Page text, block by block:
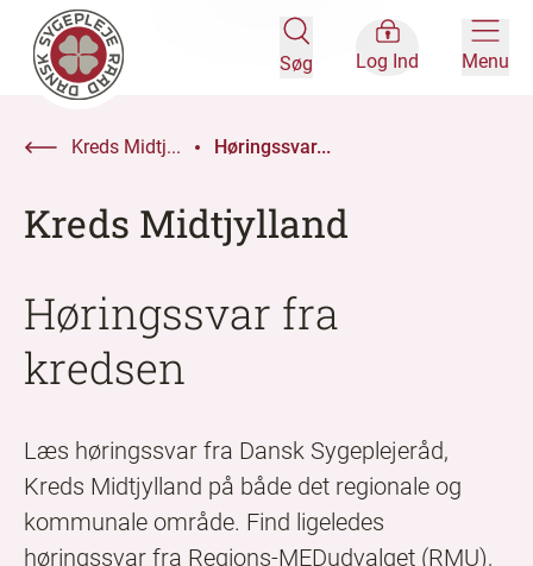
Søg Log Ind Menu
Kreds Midtj... Høringssvar...
Kreds Midtjylland
Høringssvar fra
kredsen
Læs høringssvar fra Dansk Sygeplejeråd,
Kreds Midtjylland på både det regionale og
kommunale område. Find ligeledes
høringssvar fra Regions-MEDudvalget (RMU),